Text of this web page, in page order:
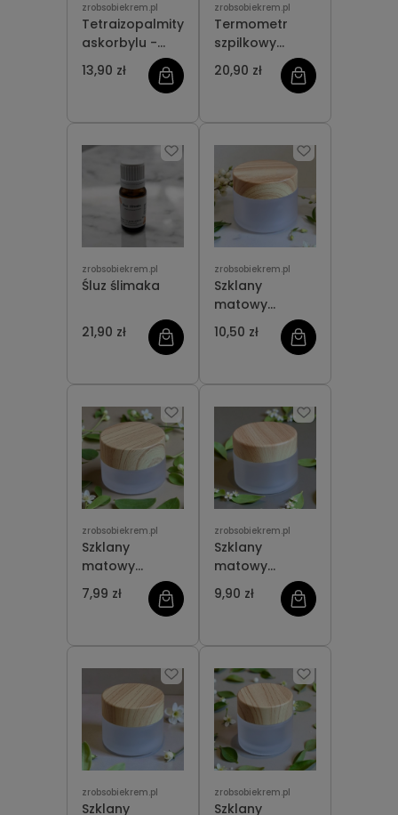
zrobsobiekrem.pl
Tetraizopalmitynian
askorbylu -
Witamina C
13,90 zł
zrobsobiekrem.pl
Termometr
szpilkowy
sonda
20,90 zł
zrobsobiekrem.pl
Śluz ślimaka
21,90 zł
zrobsobiekrem.pl
Szklany
matowy
słoiczek 50 ml
10,50 zł
zrobsobiekrem.pl
Szklany
matowy
słoiczek 5 ml
7,99 zł
zrobsobiekrem.pl
Szklany
matowy
słoiczek 30 ml
9,90 zł
zrobsobiekrem.pl
Szklany
zrobsobiekrem.pl
Szklany